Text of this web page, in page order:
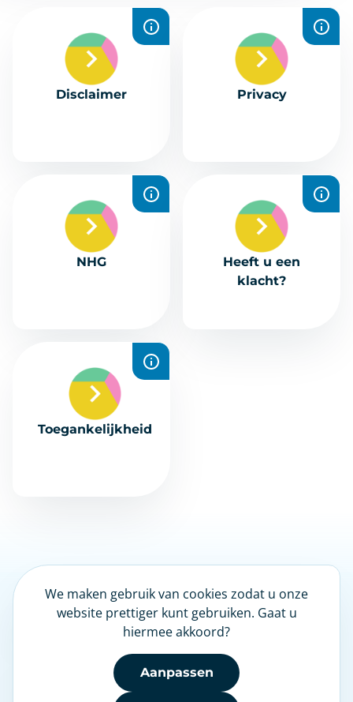
Disclaimer Privacy
NHG
Heeft u een
klacht?
Toegankelijkheid
LinkedIn
Nieuwsbrief
We maken gebruik van cookies zodat u onze
website prettiger kunt gebruiken. Gaat u
hiermee akkoord?
Aanpassen